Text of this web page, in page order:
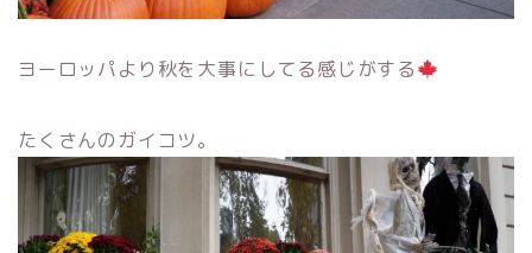
ヨーロッパより秋を大事にしてる感じがする
たくさんのガイコツ。